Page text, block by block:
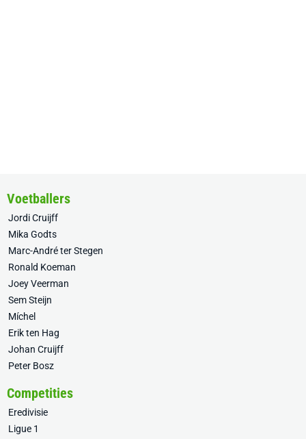
Voetballers
Jordi Cruijff
Mika Godts
Marc-André ter Stegen
Ronald Koeman
Joey Veerman
Sem Steijn
Míchel
Erik ten Hag
Johan Cruijff
Peter Bosz
Competities
Eredivisie
Ligue 1